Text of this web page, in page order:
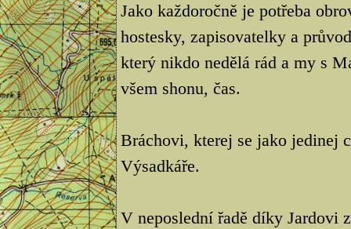
Jako každoročně je potřeba
hostesky, zapisovatelky a
který nikdo nedělá rád a my s
všem shonu, čas.
Bráchovi, kterej se jako jedinej
Výsadkáře.
V neposlední řadě díky Jardovi